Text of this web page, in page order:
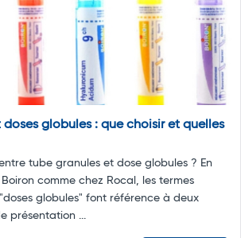
doses globules : que choisir et quelles
tube granules et dose globules ? En
comme chez Rocal, les termes
globules" font référence à deux
présentation ...